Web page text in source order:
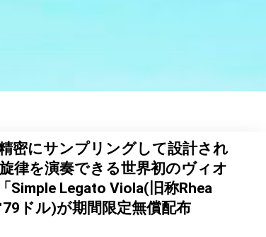
密にサンプリングして設計され
律を演奏できる世界初のヴィオ
Simple Legato Viola(旧称Rhea
ドル)が期間限定無償配布